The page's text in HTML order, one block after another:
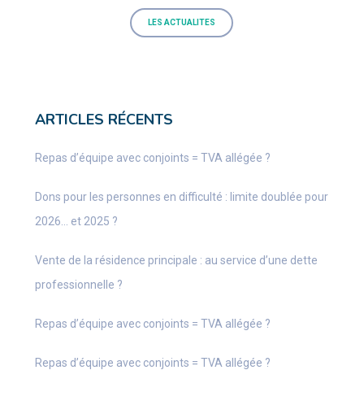
LES ACTUALITES
ARTICLES RÉCENTS
Repas d’équipe avec conjoints = TVA allégée ?
Dons pour les personnes en difficulté : limite doublée pour
2026… et 2025 ?
Vente de la résidence principale : au service d’une dette
professionnelle ?
Repas d’équipe avec conjoints = TVA allégée ?
Repas d’équipe avec conjoints = TVA allégée ?